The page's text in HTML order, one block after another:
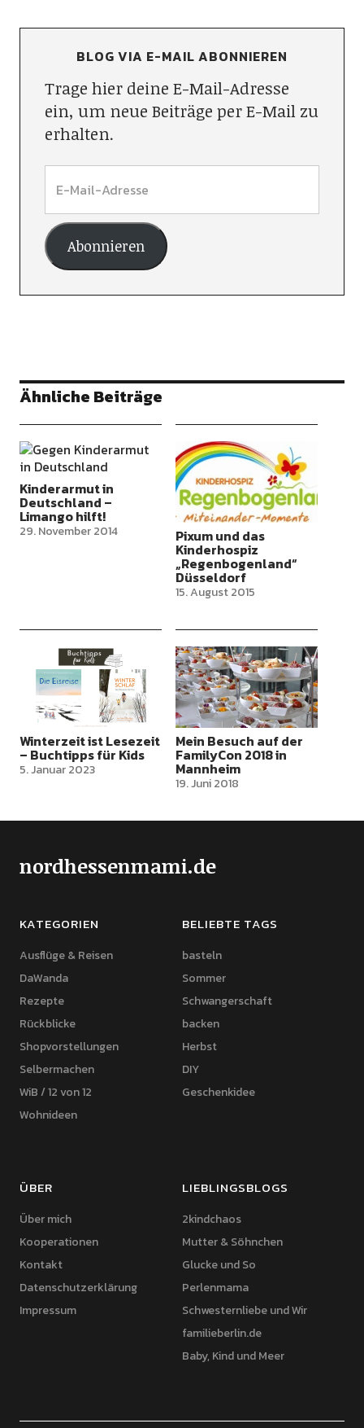
BLOG VIA E-MAIL ABONNIEREN
Trage hier deine E-Mail-Adresse
ein, um neue Beiträge per E-Mail zu
erhalten.
Abonnieren
Ähnliche Beiträge
Kinderarmut in
Deutschland –
Limango hilft!
29. November 2014 Pixum und das
Kinderhospiz
„Regenbogenland“
Düsseldorf
15. August 2015
Winterzeit ist Lesezeit
– Buchtipps für Kids
5. Januar 2023
Mein Besuch auf der
FamilyCon 2018 in
Mannheim
19. Juni 2018
nordhessenmami.de
KATEGORIEN
Ausflüge & Reisen
DaWanda
Rezepte
Rückblicke
Shopvorstellungen
Selbermachen
WiB / 12 von 12
Wohnideen
BELIEBTE TAGS
basteln
Sommer
Schwangerschaft
backen
Herbst
DIY
Geschenkidee
ÜBER
Über mich
Kooperationen
Kontakt
Datenschutzerklärung
Impressum
LIEBLINGSBLOGS
2kindchaos
Mutter & Söhnchen
Glucke und So
Perlenmama
Schwesternliebe und Wir
familieberlin.de
Baby, Kind und Meer